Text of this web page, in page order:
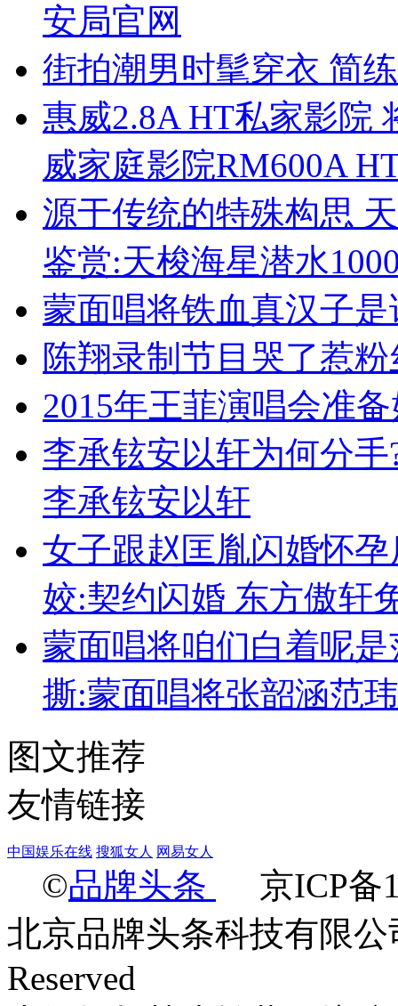
安局官网
街拍潮男时髦穿衣 简
惠威2.8A HT私家影院
威家庭影院RM600A
源于传统的特殊构思
鉴赏:天梭海星潜水
蒙面唱将铁血真汉子
陈翔录制节目哭了惹
2015年王菲演唱会准
李承铉安以轩为何分
李承铉安以轩
女子跟赵匡胤闪婚怀
姣:契约闪婚 东方傲轩
蒙面唱将咱们白着呢
撕:蒙面唱将张韶涵范
图文推荐
友情链接
中国娱乐在线 搜狐女人 网易女人
©品牌头条
京ICP备
北京品牌头条科技有限公
Reserved